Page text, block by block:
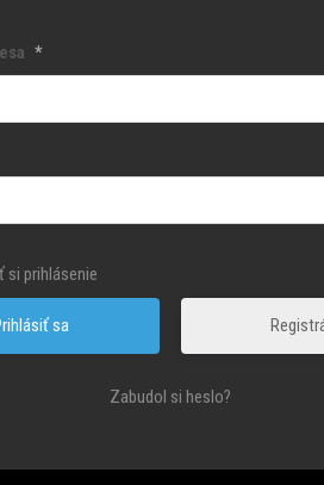
*
si prihlásenie
Zabudol si heslo?